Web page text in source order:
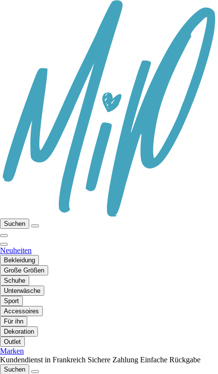
Suchen
Neuheiten
Bekleidung
Große Größen
Schuhe
Unterwäsche
Sport
Accessoires
Für ihn
Dekoration
Outlet
Marken
Kundendienst in Frankreich Sichere Zahlung Einfache Rückgabe
Suchen